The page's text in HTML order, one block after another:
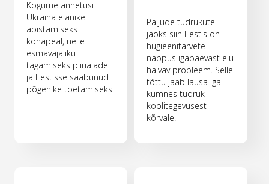
Kogume annetusi
Ukraina elanike
abistamiseks
kohapeal, neile
esmavajaliku
tagamiseks piirialadel
ja Eestisse saabunud
põgenike toetamiseks.
Paljude tüdrukute
jaoks siin Eestis on
hügieenitarvete
nappus igapäevast elu
halvav probleem. Selle
tõttu jääb lausa iga
kümnes tüdruk
koolitegevusest
kõrvale.